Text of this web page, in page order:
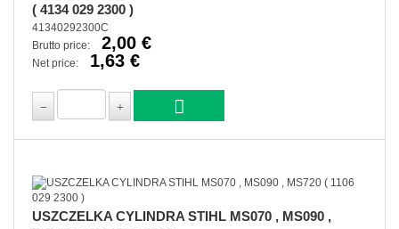
( 4134 029 2300 )
41340292300C
Brutto price:
2,00 €
Net price: 1,63 €
USZCZELKA CYLINDRA STIHL MS070 , MS090 ,